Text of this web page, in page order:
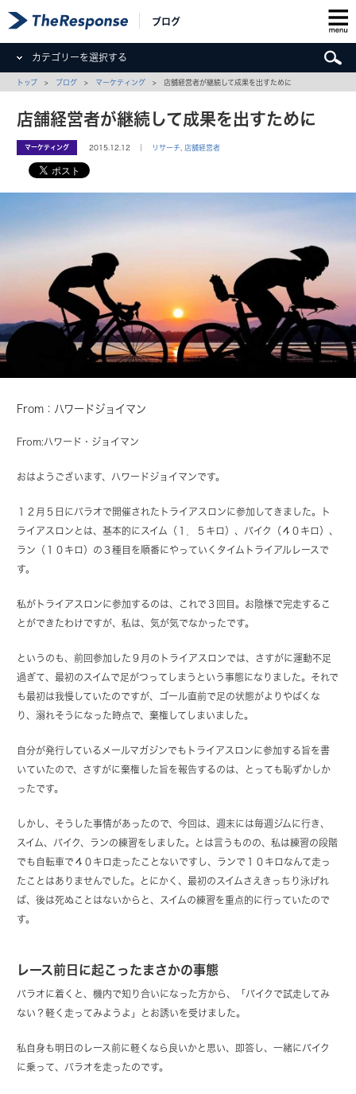
ブログ
カテゴリーを選択する
トップ > ブログ > マーケティング > 店舗経営者が継続して成果を出すために
店舗経営者が継続して成果を出すために
マーケティング 2015.12.12 ｜ リサーチ 店舗経営者
From：ハワードジョイマン
From:ハワード・ジョイマン
おはようございます、ハワードジョイマンです。
１２月５日にパラオで開催されたトライアスロンに参加してきました。ト
ライアスロンとは、基本的にスイム（１．５キロ）、バイク（４０キロ）、
ラン（１０キロ）の３種目を順番にやっていくタイムトライアルレースで
す。
私がトライアスロンに参加するのは、これで３回目。お陰様で完走するこ
とができたわけですが、私は、気が気でなかったです。
というのも、前回参加した９月のトライアスロンでは、さすがに運動不足
過ぎて、最初のスイムで足がつってしまうという事態になりました。それで
も最初は我慢していたのですが、ゴール直前で足の状態がよりやばくな
り、溺れそうになった時点で、棄権してしまいました。
自分が発行しているメールマガジンでもトライアスロンに参加する旨を書
いていたので、さすがに棄権した旨を報告するのは、とっても恥ずかしか
ったです。
しかし、そうした事情があったので、今回は、週末には毎週ジムに行き、
スイム、バイク、ランの練習をしました。とは言うものの、私は練習の段階
でも自転車で４０キロ走ったことないですし、ランで１０キロなんて走っ
たことはありませんでした。とにかく、最初のスイムさえきっちり泳げれ
ば、後は死ぬことはないからと、スイムの練習を重点的に行っていたので
す。
レース前日に起こったまさかの事態
パラオに着くと、機内で知り合いになった方から、「バイクで試走してみ
ない？軽く走ってみようよ」とお誘いを受けました。
私自身も明日のレース前に軽くなら良いかと思い、即答し、一緒にバイク
に乗って、パラオを走ったのです。